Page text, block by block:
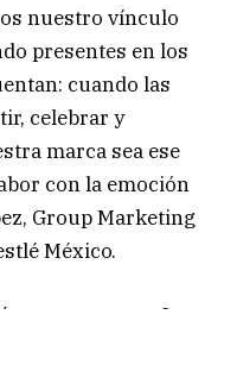
nuestro vínculo
presentes en los
cuando las
celebrar y
marca sea ese
con la emoción
Group Marketing
México.
una campaña